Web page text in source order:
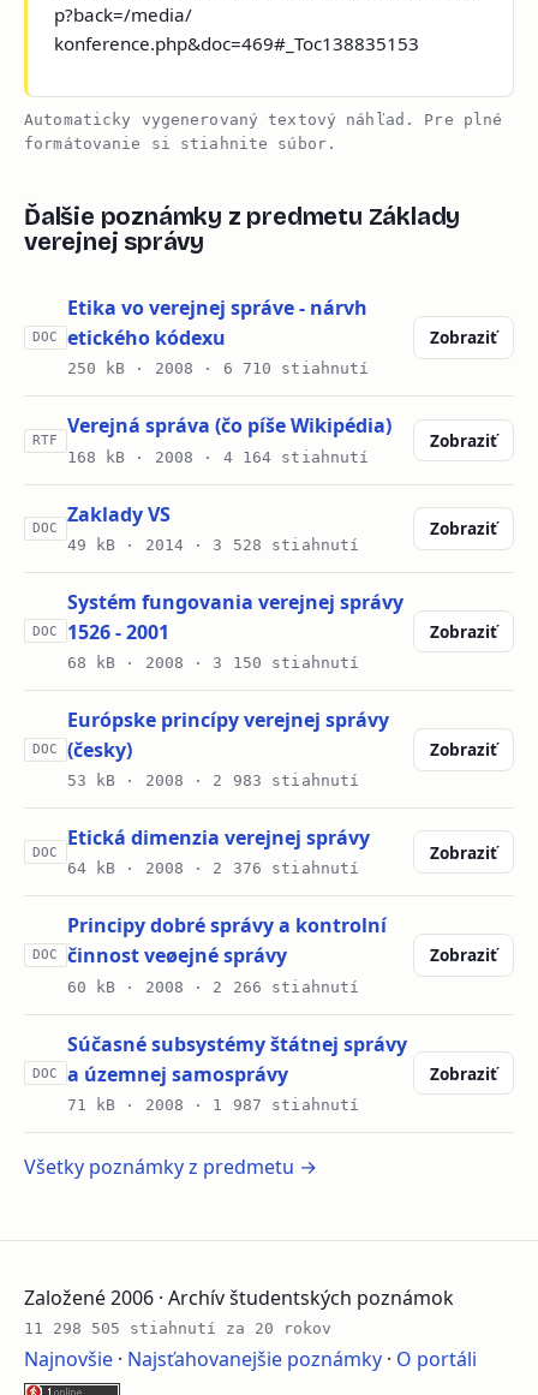
p?back=/media/
konference.php&doc=469#_Toc138835153
Automaticky vygenerovaný textový náhľad. Pre plné
formátovanie si stiahnite súbor.
Ďalšie poznámky z predmetu Základy
verejnej správy
DOC
Etika vo verejnej správe - nárvh
etického kódexu
250 kB · 2008 · 6 710 stiahnutí
Zobraziť
RTF
Verejná správa (čo píše Wikipédia)
168 kB · 2008 · 4 164 stiahnutí
Zobraziť
DOC
Zaklady VS
49 kB · 2014 · 3 528 stiahnutí
Zobraziť
DOC
Systém fungovania verejnej správy
1526 - 2001
68 kB · 2008 · 3 150 stiahnutí
Zobraziť
DOC
Európske princípy verejnej správy
(česky)
53 kB · 2008 · 2 983 stiahnutí
Zobraziť
DOC
Etická dimenzia verejnej správy
64 kB · 2008 · 2 376 stiahnutí
Zobraziť
DOC
Principy dobré správy a kontrolní
činnost veøejné správy
60 kB · 2008 · 2 266 stiahnutí
Zobraziť
DOC
Súčasné subsystémy štátnej správy
a územnej samosprávy
71 kB · 2008 · 1 987 stiahnutí
Zobraziť
Všetky poznámky z predmetu →
Založené 2006 · Archív študentských poznámok
11 298 505 stiahnutí za 20 rokov
Najnovšie · Najsťahovanejšie poznámky · O portáli